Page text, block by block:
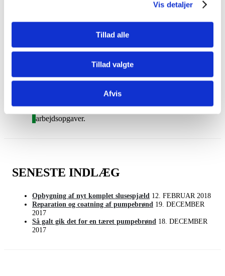
Vis detaljer
Tillad alle
Tillad valgte
Afvis
KIG MED
kulissen – og se et udpluk af varierende
arbejdsopgaver.
SENESTE INDLÆG
Opbygning af nyt komplet slusespjæld 12. FEBRUAR 2018
Reparation og coatning af pumpebrønd 19. DECEMBER
2017
Så galt gik det for en tæret pumpebrønd 18. DECEMBER
2017